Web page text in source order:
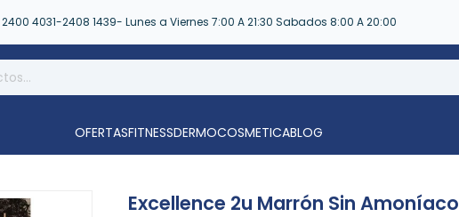
2400 4031-2408 1439- Lunes a Viernes 7:00 A 21:30 Sabados 8:00 A 20:00
OFERTASFITNESSDERMOCOSMETICABLOG
Excellence 2u Marrón Sin Amoníaco